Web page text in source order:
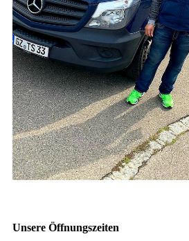
Unsere Öffnungszeiten